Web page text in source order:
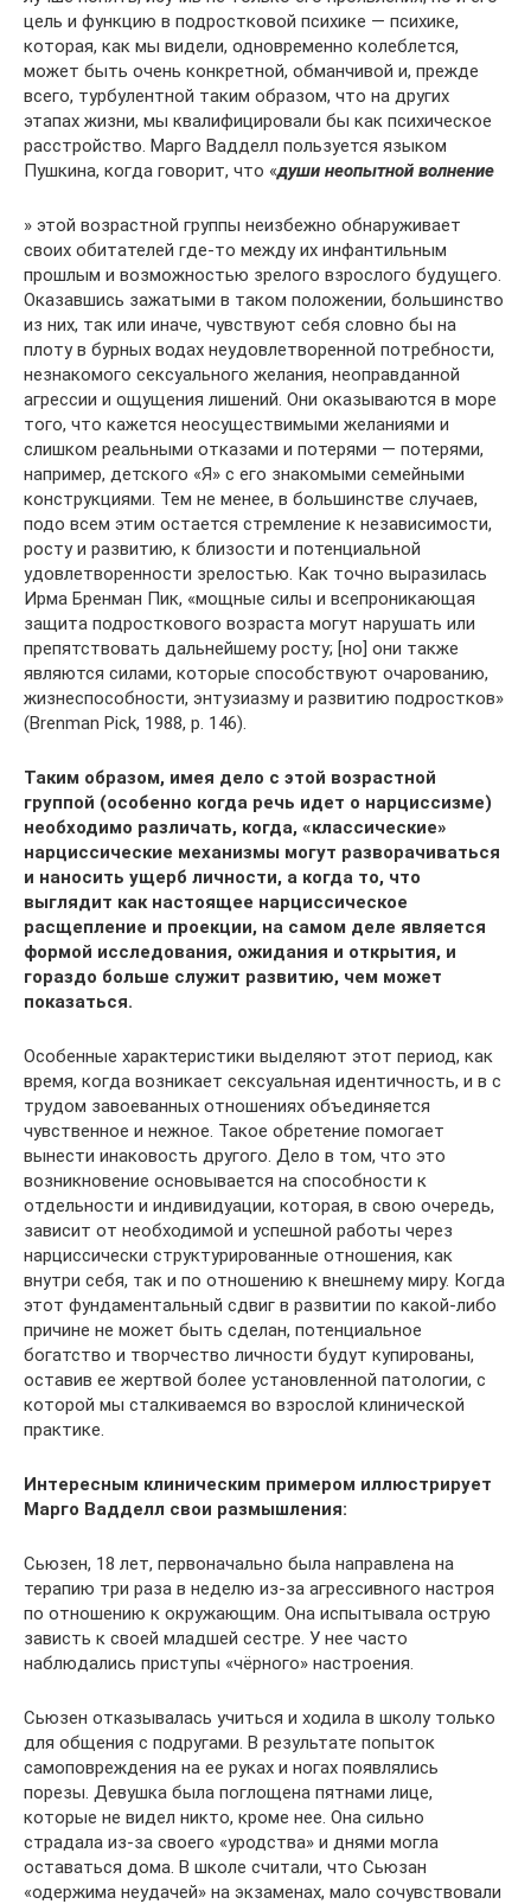
цель и функцию в подростковой психике — психике,
которая, как мы видели, одновременно колеблется,
может быть очень конкретной, обманчивой и, прежде
всего, турбулентной таким образом, что на других
этапах жизни, мы квалифицировали бы как психическое
расстройство. Марго Вадделл пользуется языком
Пушкина, когда говорит, что «души неопытной волнение
» этой возрастной группы неизбежно обнаруживает
своих обитателей где-то между их инфантильным
прошлым и возможностью зрелого взрослого будущего.
Оказавшись зажатыми в таком положении, большинство
из них, так или иначе, чувствуют себя словно бы на
плоту в бурных водах неудовлетворенной потребности,
незнакомого сексуального желания, неоправданной
агрессии и ощущения лишений. Они оказываются в море
того, что кажется неосуществимыми желаниями и
слишком реальными отказами и потерями — потерями,
например, детского «Я» с его знакомыми семейными
конструкциями. Тем не менее, в большинстве случаев,
подо всем этим остается стремление к независимости,
росту и развитию, к близости и потенциальной
удовлетворенности зрелостью. Как точно выразилась
Ирма Бренман Пик, «мощные силы и всепроникающая
защита подросткового возраста могут нарушать или
препятствовать дальнейшему росту; [но] они также
являются силами, которые способствуют очарованию,
жизнеспособности, энтузиазму и развитию подростков»
(Brenman Pick, 1988, p. 146).
Таким образом, имея дело с этой возрастной
группой (особенно когда речь идет о нарциссизме)
необходимо различать, когда, «классические»
нарциссические механизмы могут разворачиваться
и наносить ущерб личности, а когда то, что
выглядит как настоящее нарциссическое
расщепление и проекции, на самом деле является
формой исследования, ожидания и открытия, и
гораздо больше служит развитию, чем может
показаться.
Особенные характеристики выделяют этот период, как
время, когда возникает сексуальная идентичность, и в с
трудом завоеванных отношениях объединяется
чувственное и нежное. Такое обретение помогает
вынести инаковость другого. Дело в том, что это
возникновение основывается на способности к
отдельности и индивидуации, которая, в свою очередь,
зависит от необходимой и успешной работы через
нарциссически структурированные отношения, как
внутри себя, так и по отношению к внешнему миру. Когда
этот фундаментальный сдвиг в развитии по какой-либо
причине не может быть сделан, потенциальное
богатство и творчество личности будут купированы,
оставив ее жертвой более установленной патологии, с
которой мы сталкиваемся во взрослой клинической
практике.
Интересным клиническим примером иллюстрирует
Марго Вадделл свои размышления:
Сьюзен, 18 лет, первоначально была направлена на
терапию три раза в неделю из-за агрессивного настроя
по отношению к окружающим. Она испытывала острую
зависть к своей младшей сестре. У нее часто
наблюдались приступы «чёрного» настроения.
Сьюзен отказывалась учиться и ходила в школу только
для общения с подругами. В результате попыток
самоповреждения на ее руках и ногах появлялись
порезы. Девушка была поглощена пятнами лице,
которые не видел никто, кроме нее. Она сильно
страдала из-за своего «уродства» и днями могла
оставаться дома. В школе считали, что Сьюзан
«одержима неудачей» на экзаменах, мало сочувствовали